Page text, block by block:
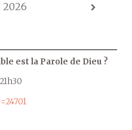
2026
est la Parole de Dieu ?
21h30